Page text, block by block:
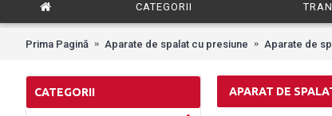
CATEGORII
Prima Pagină Aparate de spalat cu presiune Aparate de
CATEGORII APARAT DE